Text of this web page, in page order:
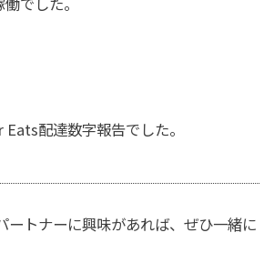
配達数字報告でした。
トナーに興味があれば、ぜひ一緒に